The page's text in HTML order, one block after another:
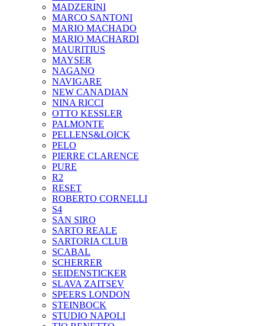
MADZERINI
MARCO SANTONI
MARIO MACHADO
MARIO MACHARDI
MAURITIUS
MAYSER
NAGANO
NAVIGARE
NEW CANADIAN
NINA RICCI
OTTO KESSLER
PALMONTE
PELLENS&LOICK
PELO
PIERRE CLARENCE
PURE
R2
RESET
ROBERTO CORNELLI
S4
SAN SIRO
SARTO REALE
SARTORIA CLUB
SCABAL
SCHERRER
SEIDENSTICKER
SLAVA ZAITSEV
SPEERS LONDON
STEINBOCK
STUDIO NAPOLI